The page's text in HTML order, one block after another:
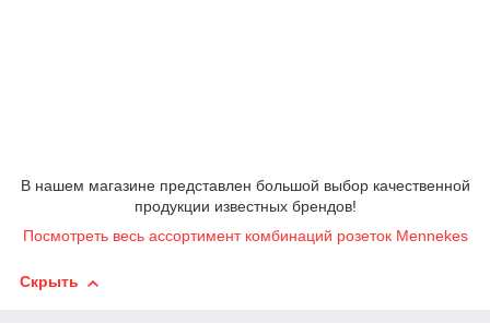
В нашем магазине представлен большой выбор качественной
продукции известных брендов!
Посмотреть весь ассортимент комбинаций розеток Mennekes
Скрыть